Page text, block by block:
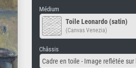
Médium
Toile Leonardo (satin)
(Canvas Venezia)
Châssis
Cadre en toile - Image reflétée sur